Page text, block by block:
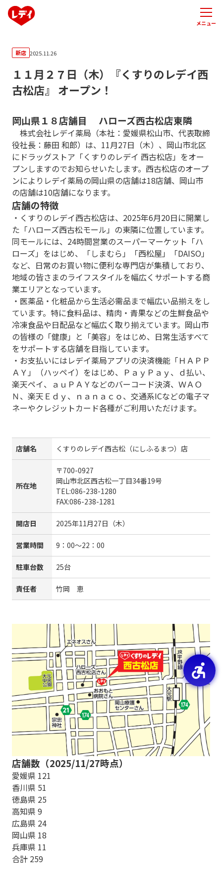
メニュー
新店 2025.11.26
１１月２７日（木）『くすりのレデイ西
古松店』 オープン！
岡山県１８店舗目 ハローズ西古松店東隣
株式会社レデイ薬局（本社：愛媛県松山市、代表取締
役社長：藤田 和郎）は、11月27日（木）、岡山市北区
にドラッグストア「くすりのレデイ 西古松店」をオー
プンしますのでお知らせいたします。西古松店のオープ
ンによりレデイ薬局の岡山県の店舗は18店舗、岡山市
の店舗は10店舗になります。
店舗の特徴
・くすりのレデイ西古松店は、2025年6月20日に開業し
た「ハローズ西古松モール」の東隣に位置しています。
同モールには、24時間営業のスーパーマーケット「ハ
ローズ」をはじめ、「しまむら」「西松屋」「DAISO」
など、日常のお買い物に便利な専門店が集積しており、
地域の皆さまのライフスタイルを幅広くサポートする商
業エリアとなっています。
・医薬品・化粧品から生活必需品まで幅広い品揃えをし
ています。特に食料品は、精肉・青果などの生鮮食品や
冷凍食品や日配品など幅広く取り揃えています。岡山市
の皆様の「健康」と「美容」をはじめ、日常生活すべて
をサポートする店舗を目指しています。
・お支払いにはレデイ薬局アプリの決済機能「ＨＡＰＰ
ＡＹ」（ハッペイ）をはじめ、ＰａｙＰａｙ、ｄ払い、
楽天ペイ、ａｕＰＡＹなどのバーコード決済、ＷＡＯ
Ｎ、楽天Ｅｄｙ、ｎａｎａｃｏ、交通系ICなどの電子マ
ネーやクレジットカード各種がご利用いただけます。
店舗名 くすりのレデイ西古松（にしふるまつ）店
所在地
〒700-0927
岡山市北区西古松一丁目34番19号
TEL:086-238-1280
FAX:086-238-1281
開店日 2025年11月27日（木）
営業時間 9：00～22：00
駐車台数 25台
責任者 竹岡 恵
店舗数（2025/11/27時点）
愛媛県 121
香川県 51
徳島県 25
高知県 9
広島県 24
岡山県 18
兵庫県 11
合計 259